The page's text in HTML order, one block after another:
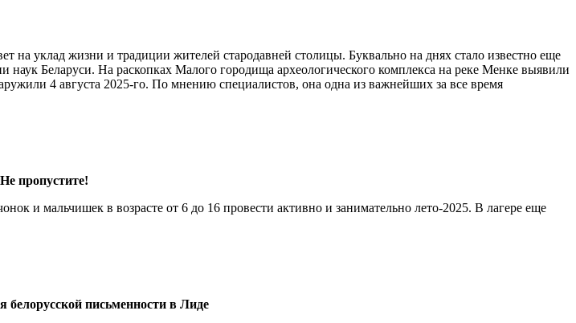
на уклад жизни и традиции жителей стародавней столицы. Буквально на днях стало известно еще
Беларуси. На раскопках Малого городища археологического комплекса на реке Менке выявили
4 августа 2025-го. По мнению специалистов, она одна из важнейших за все время
пропустите!
и мальчишек в возрасте от 6 до 16 провести активно и занимательно лето-2025. В лагере еще
белорусской письменности в Лиде